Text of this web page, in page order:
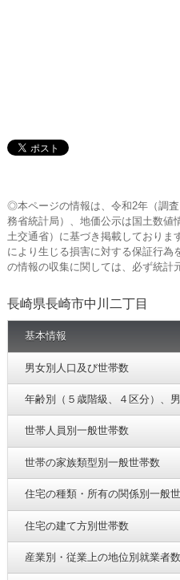
◎本ページの情報は、令和2年（調
務省統計局）、地価公示は国土数値
土交通省）に基づき掲載しておりま
により生じる損害に対する保証行為
の情報の収集に関しては、必ず統計
長崎県長崎市中川二丁目
基本情報
男女別人口及び世帯数
年齢別（５歳階級、４区分）、
世帯人員別一般世帯数
世帯の家族類型別一般世帯数
住宅の種類・所有の関係別一般
住宅の建て方別世帯数
産業別・従業上の地位別就業者数